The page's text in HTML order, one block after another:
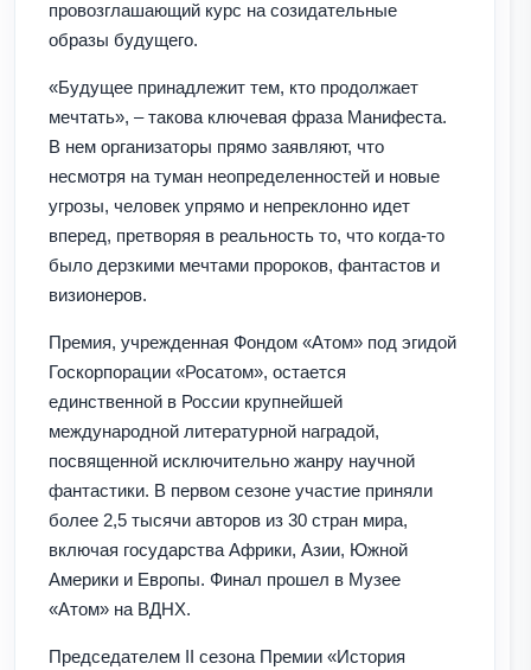
провозглашающий курс на созидательные
образы будущего.
«Будущее принадлежит тем, кто продолжает
мечтать», – такова ключевая фраза Манифеста.
В нем организаторы прямо заявляют, что
несмотря на туман неопределенностей и новые
угрозы, человек упрямо и непреклонно идет
вперед, претворяя в реальность то, что когда-то
было дерзкими мечтами пророков, фантастов и
визионеров.
Премия, учрежденная Фондом «Атом» под эгидой
Госкорпорации «Росатом», остается
единственной в России крупнейшей
международной литературной наградой,
посвященной исключительно жанру научной
фантастики. В первом сезоне участие приняли
более 2,5 тысячи авторов из 30 стран мира,
включая государства Африки, Азии, Южной
Америки и Европы. Финал прошел в Музее
«Атом» на ВДНХ.
Председателем II сезона Премии «История